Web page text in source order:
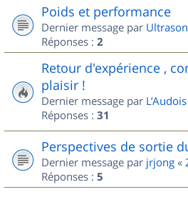
Poids et performance
Dernier message par
Réponses : 2
Retour d'expérience ,
plaisir !
Dernier message par L’Audois
Réponses : 31
Perspectives de sortie
Dernier message par jrjong «
Réponses : 5